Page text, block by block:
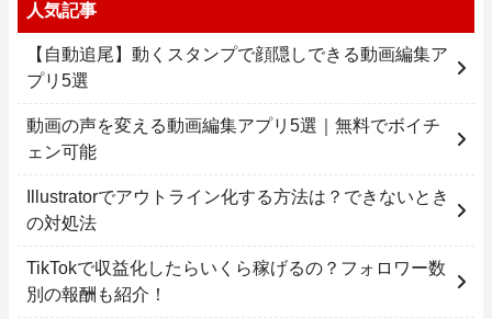
人気記事
【自動追尾】動くスタンプで顔隠しできる動画編集ア
プリ5選
動画の声を変える動画編集アプリ5選｜無料でボイチ
ェン可能
Illustratorでアウトライン化する方法は？できないとき
の対処法
TikTokで収益化したらいくら稼げるの？フォロワー数
別の報酬も紹介！